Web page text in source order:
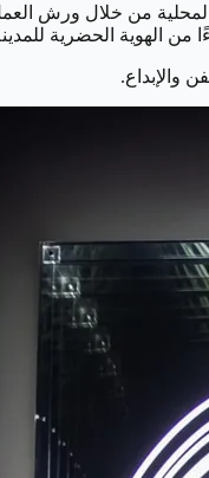
المحلية من خلال ورش
الهوية الحضرية
والإبداع.